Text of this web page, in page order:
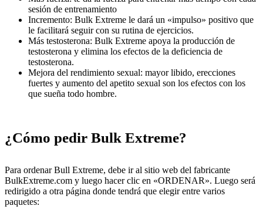
sesión de entrenamiento
Incremento: Bulk Extreme le dará un «impulso» positivo que
le facilitará seguir con su rutina de ejercicios.
Más testosterona: Bulk Extreme apoya la producción de
testosterona y elimina los efectos de la deficiencia de
testosterona.
Mejora del rendimiento sexual: mayor libido, erecciones
fuertes y aumento del apetito sexual son los efectos con los
que sueña todo hombre.
¿Cómo pedir Bulk Extreme?
Para ordenar Bull Extreme, debe ir al sitio web del fabricante
BulkExtreme.com y luego hacer clic en «ORDENAR». Luego será
redirigido a otra página donde tendrá que elegir entre varios
paquetes: